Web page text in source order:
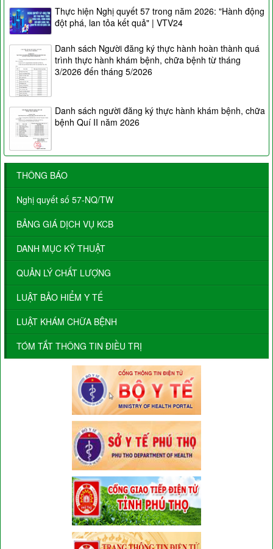
Thực hiện Nghị quyết 57 trong năm 2026: "Hành động
đột phá, lan tỏa kết quả" | VTV24
Danh sách Người đăng ký thực hành hoàn thành quá
trình thực hành khám bệnh, chữa bệnh từ tháng
3/2026 đến tháng 5/2026
Danh sách người đăng ký thực hành khám bệnh, chữa
bệnh Quí II năm 2026
THÔNG BÁO
Nghị quyết số 57-NQ/TW
BẢNG GIÁ DỊCH VỤ KCB
DANH MỤC KỸ THUẬT
QUẢN LÝ CHẤT LƯỢNG
LUẬT BẢO HIỂM Y TẾ
LUẬT KHÁM CHỮA BỆNH
TÓM TẮT THÔNG TIN ĐIỀU TRỊ